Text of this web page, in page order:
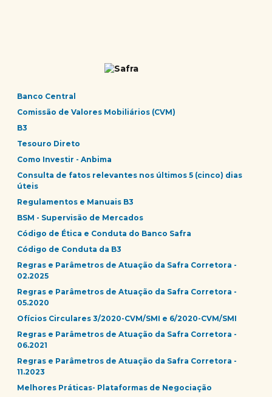
Banco Central
Comissão de Valores Mobiliários (CVM)
B3
Tesouro Direto
Como Investir - Anbima
Consulta de fatos relevantes nos últimos 5 (cinco) dias
úteis
Regulamentos e Manuais B3
BSM - Supervisão de Mercados
Código de Ética e Conduta do Banco Safra
Código de Conduta da B3
Regras e Parâmetros de Atuação da Safra Corretora -
02.2025
Regras e Parâmetros de Atuação da Safra Corretora -
05.2020
Ofícios Circulares 3/2020-CVM/SMI e 6/2020-CVM/SMI
Regras e Parâmetros de Atuação da Safra Corretora -
06.2021
Regras e Parâmetros de Atuação da Safra Corretora -
11.2023
Melhores Práticas- Plataformas de Negociação